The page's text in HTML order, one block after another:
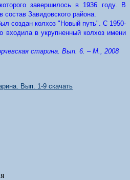
завершилось в 1936 году. В
состав Завидовского района.
создан колхоз "Новый путь". С 1950-
входила в укрупненный колхоз имени
старина. Вып. 6. – М., 2008
Вып. 1-9 скачать